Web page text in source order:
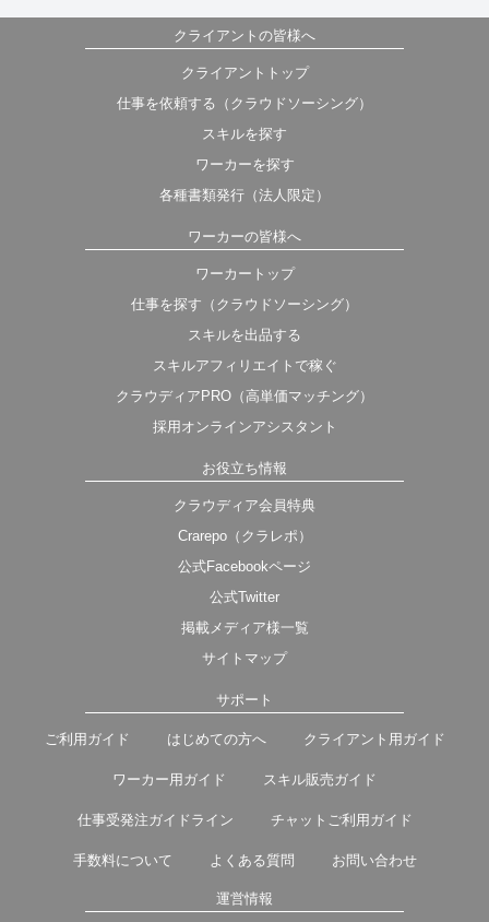
クライアントの皆様へ
クライアントトップ
仕事を依頼する（クラウドソーシング）
スキルを探す
ワーカーを探す
各種書類発行（法人限定）
ワーカーの皆様へ
ワーカートップ
仕事を探す（クラウドソーシング）
スキルを出品する
スキルアフィリエイトで稼ぐ
クラウディアPRO（高単価マッチング）
採用オンラインアシスタント
お役立ち情報
クラウディア会員特典
Crarepo（クラレポ）
公式Facebookページ
公式Twitter
掲載メディア様一覧
サイトマップ
サポート
ご利用ガイド はじめての方へ クライアント用ガイド
ワーカー用ガイド スキル販売ガイド
仕事受発注ガイドライン チャットご利用ガイド
手数料について よくある質問 お問い合わせ
運営情報